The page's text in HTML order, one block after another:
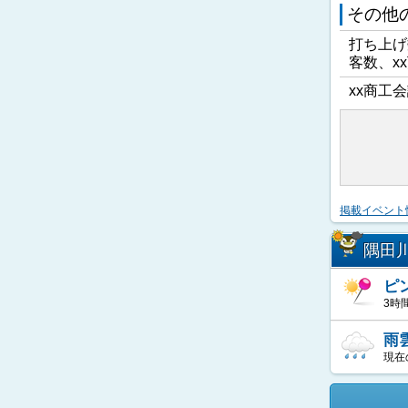
その他
打ち上
客数、
xx商工
掲載イベン
隅田
ピ
3時
雨
現在